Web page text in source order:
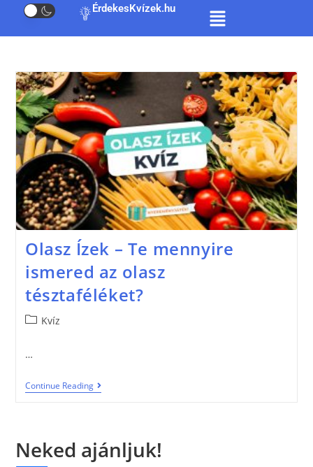
ÉrdekesKvízek.hu
Olasz Ízek – Te mennyire
ismered az olasz
tésztaféléket?
Kvíz
…
Continue Reading
Neked ajánljuk!